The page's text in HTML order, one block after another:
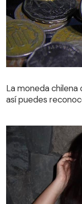
La moneda chilena
así puedes